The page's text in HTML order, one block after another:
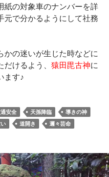
紙の対象車のナンバーを詳
元で分かるようにして社務
かの迷いが生じた時などに
けるよう、 猿田毘古神に
ます♪
安全 天孫降臨
導きの神
道開き 邇々芸命